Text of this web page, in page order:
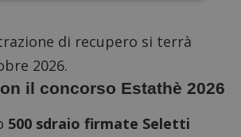
di recupero si terrà
2026.
il concorso Estathè 2026
500 sdraio firmate Seletti